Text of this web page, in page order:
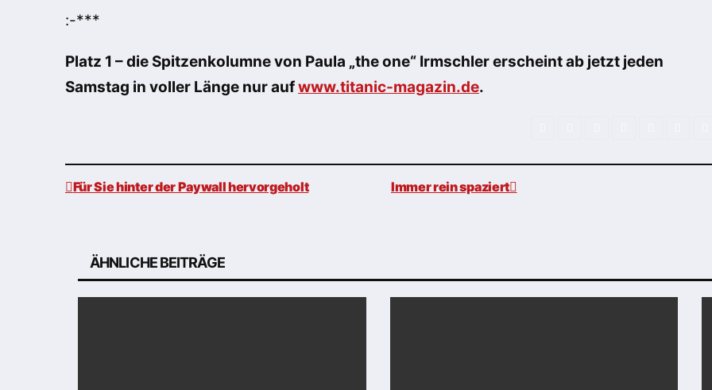
:-***
Platz 1 – die Spitzenkolumne von Paula „the one“ Irmschler erscheint ab jetzt jeden
Samstag in voller Länge nur aufwww.titanic-magazin.de.
Beitragsnavigation
Immer rein spaziert
Für Sie hinter der Paywall hervorgeholt
ÄHNLICHE BEITRÄGE